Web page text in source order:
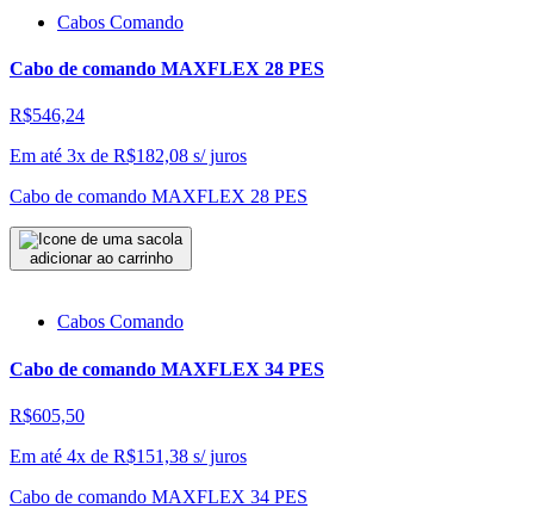
Cabos Comando
Cabo de comando MAXFLEX 28 PES
R$546,24
Em até 3x de R$182,08 s/ juros
Cabo de comando MAXFLEX 28 PES
adicionar ao carrinho
Cabos Comando
Cabo de comando MAXFLEX 34 PES
R$605,50
Em até 4x de R$151,38 s/ juros
Cabo de comando MAXFLEX 34 PES